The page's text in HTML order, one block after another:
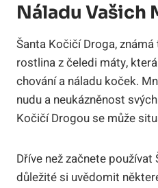
Náladu Vašich
Šanta ⁣Kočičí Droga,
rostlina⁤ z⁢ čeledi​ máty,
chování a náladu koček.
nudu a neukázněnost‌
Kočičí Drogou se může
Dříve než začnete
důležité​ si‍ uvědomit